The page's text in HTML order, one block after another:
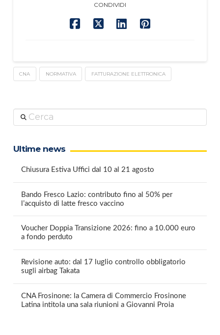
CONDIVIDI
CNA NORMATIVA FATTURAZIONE ELETTRONICA
Cerca
Ultime news
Chiusura Estiva Uffici dal 10 al 21 agosto
Bando Fresco Lazio: contributo fino al 50% per
l’acquisto di latte fresco vaccino
Voucher Doppia Transizione 2026: fino a 10.000 euro
a fondo perduto
Revisione auto: dal 17 luglio controllo obbligatorio
sugli airbag Takata
CNA Frosinone: la Camera di Commercio Frosinone
Latina intitola una sala riunioni a Giovanni Proia